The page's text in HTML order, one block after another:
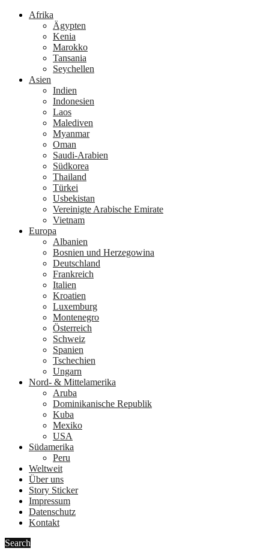
Afrika
Ägypten
Kenia
Marokko
Tansania
Seychellen
Asien
Indien
Indonesien
Laos
Malediven
Myanmar
Oman
Saudi-Arabien
Südkorea
Thailand
Türkei
Usbekistan
Vereinigte Arabische Emirate
Vietnam
Europa
Albanien
Bosnien und Herzegowina
Deutschland
Frankreich
Italien
Kroatien
Luxemburg
Montenegro
Österreich
Schweiz
Spanien
Tschechien
Ungarn
Nord- & Mittelamerika
Aruba
Dominikanische Republik
Kuba
Mexiko
USA
Südamerika
Peru
Weltweit
Über uns
Story Sticker
Impressum
Datenschutz
Kontakt
Search